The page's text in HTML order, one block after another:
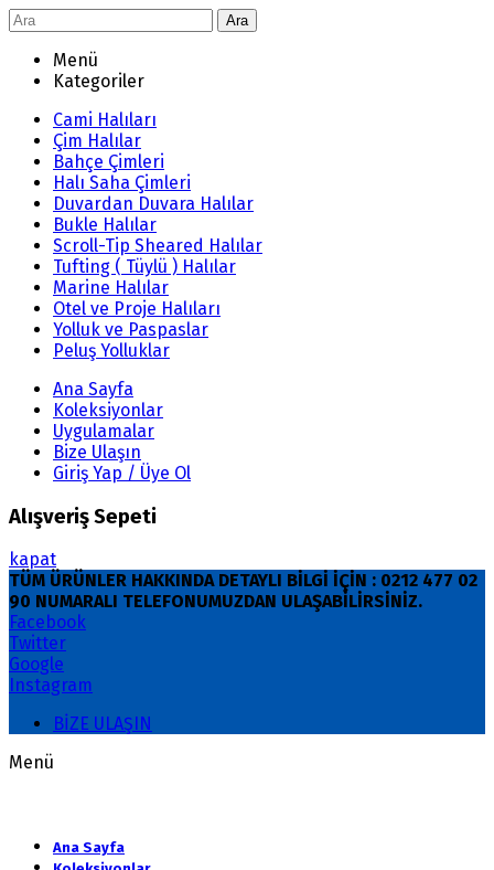
Ara
Menü
Kategoriler
Cami Halıları
Çim Halılar
Bahçe Çimleri
Halı Saha Çimleri
Duvardan Duvara Halılar
Bukle Halılar
Scroll-Tip Sheared Halılar
Tufting ( Tüylü ) Halılar
Marine Halılar
Otel ve Proje Halıları
Yolluk ve Paspaslar
Peluş Yolluklar
Ana Sayfa
Koleksiyonlar
Uygulamalar
Bize Ulaşın
Giriş Yap / Üye Ol
Alışveriş Sepeti
kapat
TÜM ÜRÜNLER HAKKINDA DETAYLI BİLGİ İÇİN : 0212 477 02
90 NUMARALI TELEFONUMUZDAN ULAŞABİLİRSİNİZ.
Facebook
Twitter
Google
Instagram
BİZE ULAŞIN
Menü
Ana Sayfa